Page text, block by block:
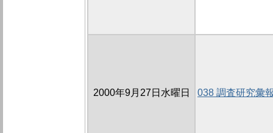
2000年9月27日水曜日 038 調査研究彙